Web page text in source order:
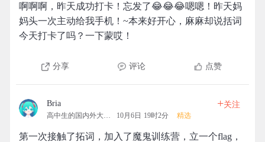
啊啊啊，昨天成功打卡！忘发了😂😂😂嗯嗯！昨天妈
妈头一次主动给我手机！~本来好开心，麻麻却说括词
今天打卡了吗？一下蒙哎！
分享 评论 点赞
Bria
高中生的国内外大学梦 10月6日 19时2分 精选
+关注
第一次接触了拓词，加入了魔鬼训练营，立一个flag，